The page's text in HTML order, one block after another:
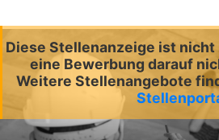
Diese Stellenanzeige ist nicht
eine Bewerbung darauf
Weitere Stellenangebote